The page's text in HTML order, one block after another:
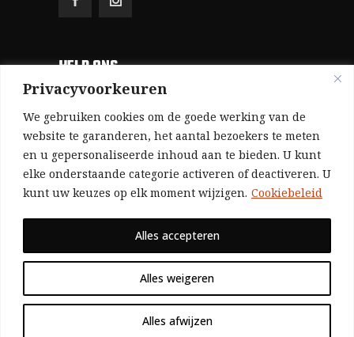
Privacyvoorkeuren
We gebruiken cookies om de goede werking van de
website te garanderen, het aantal bezoekers te meten
en u gepersonaliseerde inhoud aan te bieden. U kunt
elke onderstaande categorie activeren of deactiveren. U
kunt uw keuzes op elk moment wijzigen. Cookiebeleid
Alles weigeren
Alles afwijzen
Alles accepteren
HELP ONS
Aangezien we volledig zelf gefinancierd zijn
(zonder subsidies, zonder commerciële
advertenties en zonder rijke sponsors), zijn we
voor de publicatie van ons tijdschrift uitsluitend
afhankelijk van de financiële steun van onze
Bij voorbaat dank voor uw solidariteit.